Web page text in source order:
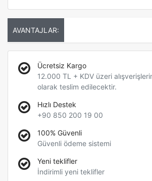
AVANTAJLAR:
Ücretsiz Kargo
12.000 TL + KDV üzeri
olarak teslim edilecektir.
Hızlı Destek
+90 850 200 19 00
100% Güvenli
Güvenli ödeme sistemi
Yeni teklifler
İndirimli yeni teklifler